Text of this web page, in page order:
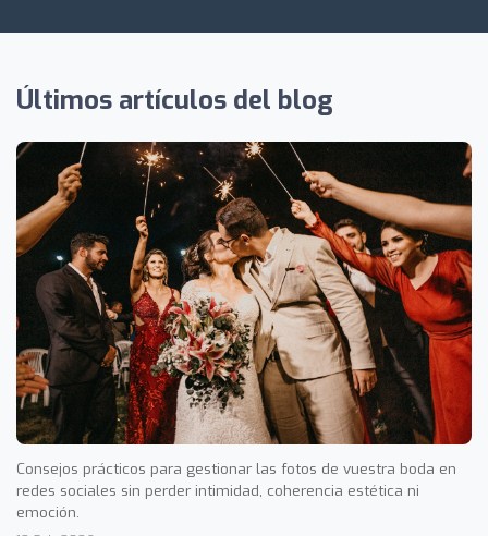
Últimos artículos del blog
Consejos prácticos para gestionar las fotos de vuestra boda en
redes sociales sin perder intimidad, coherencia estética ni
emoción.